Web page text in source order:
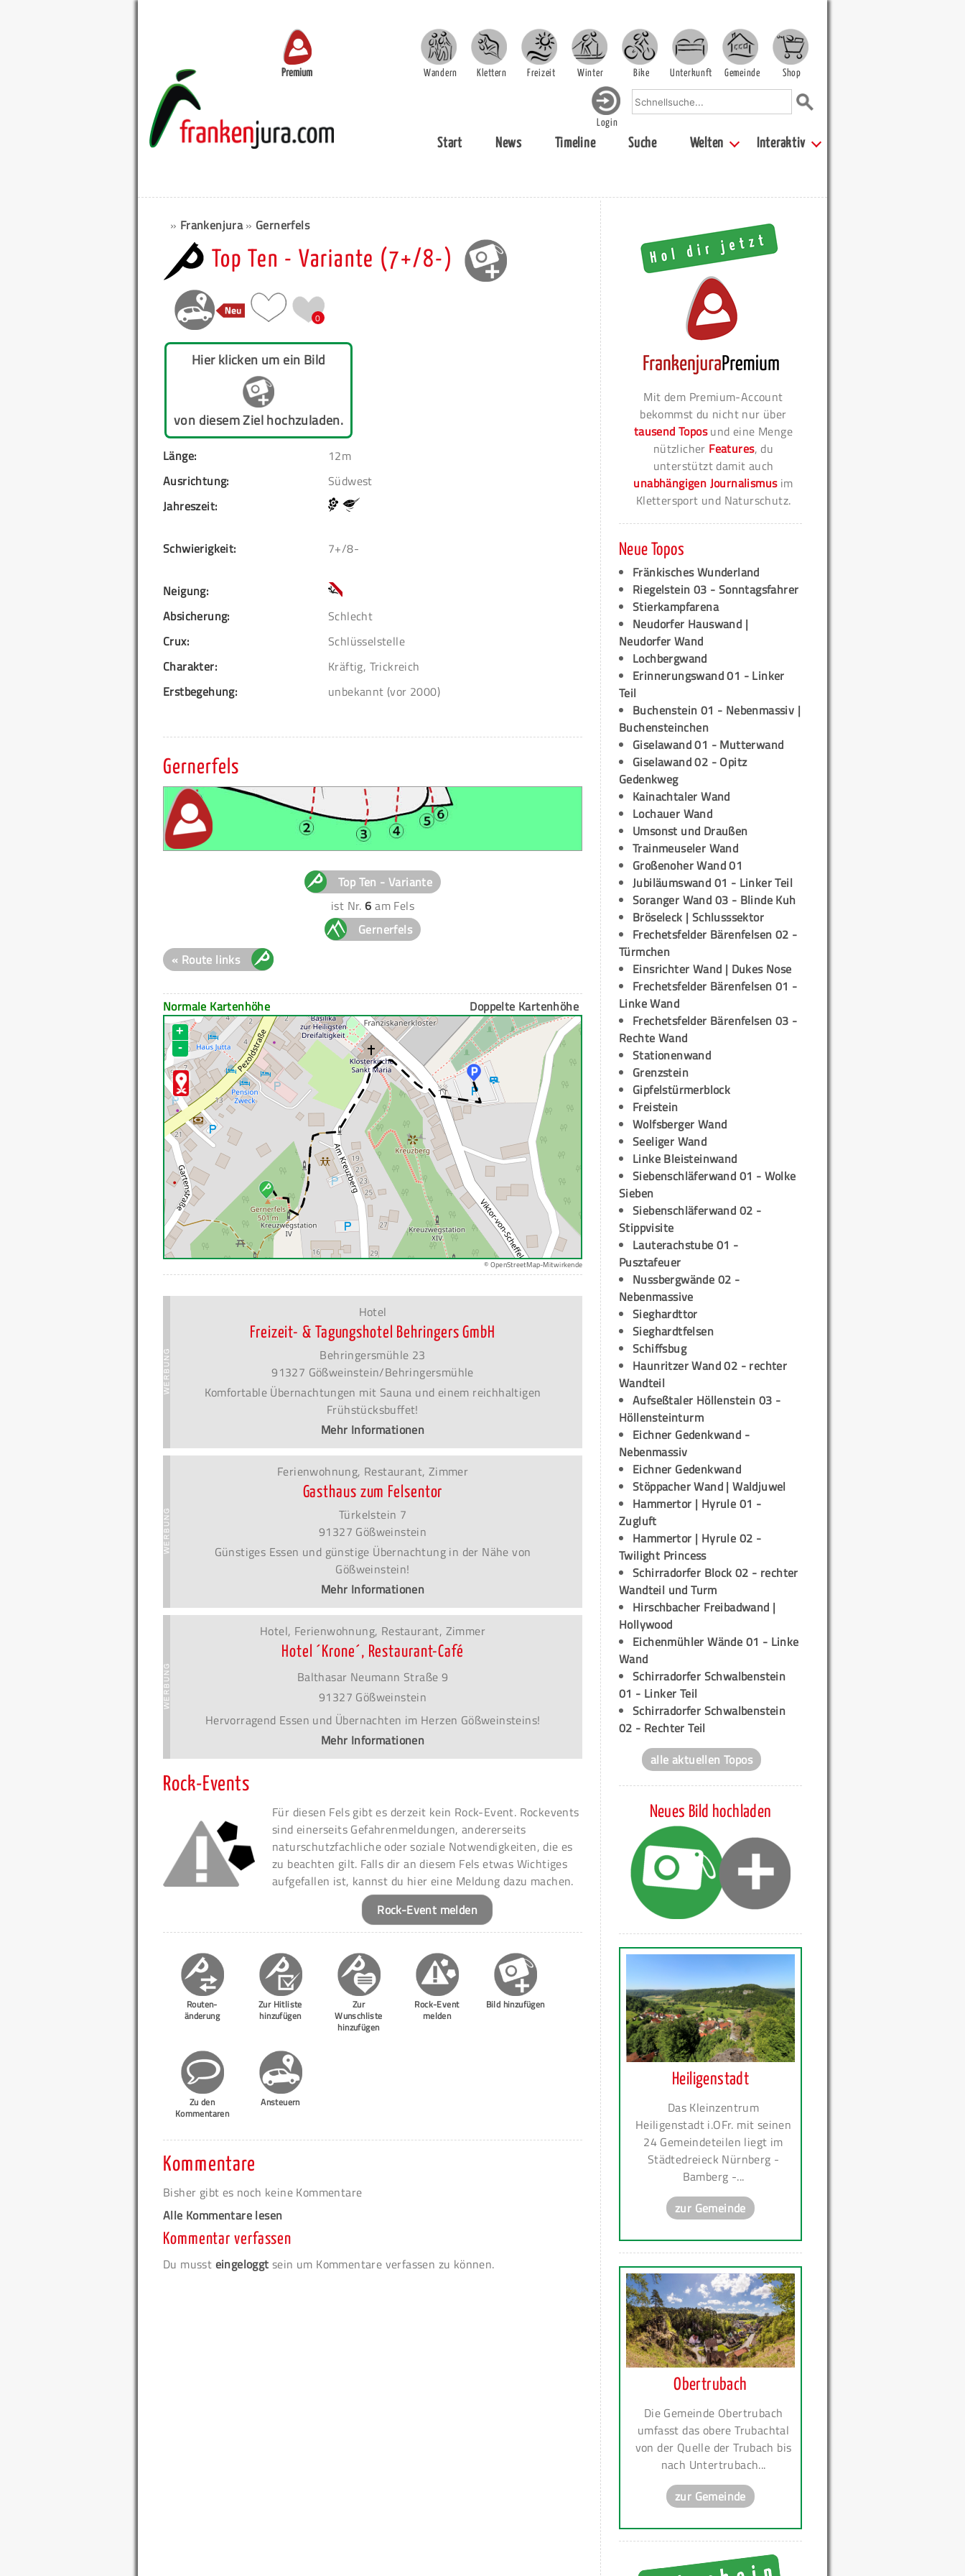
Premium Wandern Klettern Freizeit Winter Bike Unterkunft Gemeinde Shop
Login
Start News Timeline Suche Welten Interaktiv
» Frankenjura» Gernerfels
Top Ten - Variante (7+/8-)
0
Hier klicken um ein Bild
von diesem Ziel hochzuladen.
Länge:
12m
Ausrichtung:
Südwest
Jahreszeit:
Schwierigkeit: 7+/8-
Neigung:
Absicherung:
Schlecht
Crux:
Schlüsselstelle
Charakter:
Kräftig, Trickreich
Erstbegehung:
unbekannt (vor 2000)
Gernerfels
Top Ten - Variante
ist Nr.6 am Fels
Gernerfels
« Route links
Normale Kartenhöhe Doppelte Kartenhöhe
+
-
© OpenStreetMap-Mitwirkende
Hotel
Freizeit- & Tagungshotel Behringers GmbH
Behringersmühle 23
91327 Gößweinstein/Behringersmühle
Komfortable Übernachtungen mit Sauna und einem reichhaltigen
Frühstücksbuffet!
Mehr Informationen
Ferienwohnung, Restaurant, Zimmer
Gasthaus zum Felsentor
Türkelstein 7
91327 Gößweinstein
Günstiges Essen und günstige Übernachtung in der Nähe von
Gößweinstein!
Mehr Informationen
Hotel, Ferienwohnung, Restaurant, Zimmer
Hotel ´Krone´, Restaurant-Café
Balthasar Neumann Straße 9
91327 Gößweinstein
Hervorragend Essen und Übernachten im Herzen Gößweinsteins!
Mehr Informationen
Rock-Events
Für diesen Fels gibt es derzeit kein Rock-Event. Rockevents
sind einerseits Gefahrenmeldungen, andererseits
naturschutzfachliche oder soziale Notwendigkeiten, die es
zu beachten gilt. Falls dir an diesem Fels etwas Wichtiges
aufgefallen ist, kannst du hier eine Meldung dazu machen.
Rock-Event melden
Routen-
änderung
Zur Hitliste
hinzufügen
Zur
Wunschliste
hinzufügen
Rock-Event
melden
Bild hinzufügen
Zu den
Kommentaren
Ansteuern
Kommentare
Bisher gibt es noch keine Kommentare
Alle Kommentare lesen
Kommentar verfassen
Du musst eingeloggt sein um Kommentare verfassen zu können.
Mit dem Premium-Account
bekommst du nicht nur über
tausend Toposund eine Menge
nützlicher Features, du
unterstützt damit auch
unabhängigen Journalismusim
Klettersport und Naturschutz.
Neue Topos
Fränkisches Wunderland
Riegelstein 03 - Sonntagsfahrer
Stierkampfarena
Neudorfer Hauswand |
Neudorfer Wand
Lochbergwand
Erinnerungswand 01 - Linker
Teil
Buchenstein 01 - Nebenmassiv |
Buchensteinchen
Giselawand 01 - Mutterwand
Giselawand 02 - Opitz
Gedenkweg
Kainachtaler Wand
Lochauer Wand
Umsonst und Draußen
Trainmeuseler Wand
Großenoher Wand 01
Jubiläumswand 01 - Linker Teil
Soranger Wand 03 - Blinde Kuh
Bröseleck | Schlusssektor
Frechetsfelder Bärenfelsen 02 -
Türmchen
Einsrichter Wand | Dukes Nose
Frechetsfelder Bärenfelsen 01 -
Linke Wand
Frechetsfelder Bärenfelsen 03 -
Rechte Wand
Stationenwand
Grenzstein
Gipfelstürmerblock
Freistein
Wolfsberger Wand
Seeliger Wand
Linke Bleisteinwand
Siebenschläferwand 01 - Wolke
Sieben
Siebenschläferwand 02 -
Stippvisite
Lauterachstube 01 -
Pusztafeuer
Nussbergwände 02 -
Nebenmassive
Sieghardttor
Sieghardtfelsen
Schiffsbug
Haunritzer Wand 02 - rechter
Wandteil
Aufseßtaler Höllenstein 03 -
Höllensteinturm
Eichner Gedenkwand -
Nebenmassiv
Eichner Gedenkwand
Stöppacher Wand | Waldjuwel
Hammertor | Hyrule 01 -
Zugluft
Hammertor | Hyrule 02 -
Twilight Princess
Schirradorfer Block 02 - rechter
Wandteil und Turm
Hirschbacher Freibadwand |
Hollywood
Eichenmühler Wände 01 - Linke
Wand
Schirradorfer Schwalbenstein
01 - Linker Teil
Schirradorfer Schwalbenstein
02 - Rechter Teil
alle aktuellen Topos
Neues Bild hochladen
Heiligenstadt
Das Kleinzentrum
Heiligenstadt i.OFr. mit seinen
24 Gemeindeteilen liegt im
Städtedreieck Nürnberg -
Bamberg -...
zur Gemeinde
Obertrubach
Die Gemeinde Obertrubach
umfasst das obere Trubachtal
von der Quelle der Trubach bis
nach Untertrubach...
zur Gemeinde